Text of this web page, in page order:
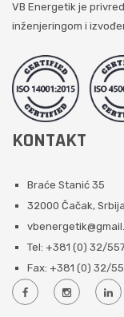
VB Energetik je
inženjeringom i
KONTAKT
Braće Stanić 35
32000 Čačak, Srbija
Tel: +381 (0) 32/
Fax: +381 (0) 32/